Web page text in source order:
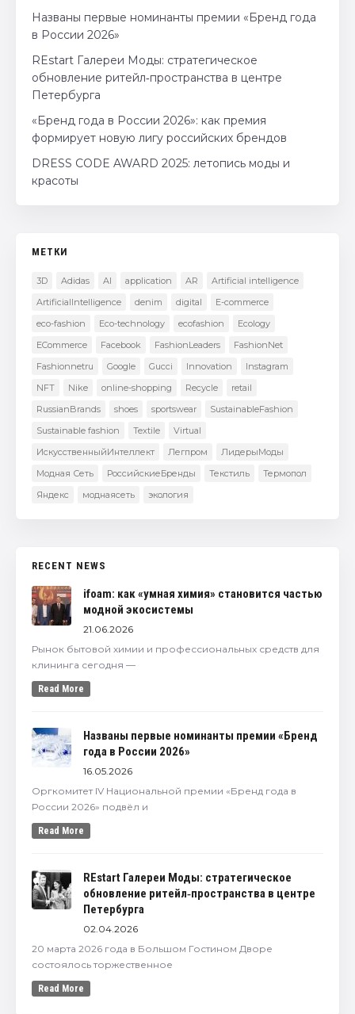
Названы первые номинанты премии «Бренд года
в России 2026»
REstart Галереи Моды: стратегическое
обновление ритейл‑пространства в центре
Петербурга
«Бренд года в России 2026»: как премия
формирует новую лигу российских брендов
DRESS CODE AWARD 2025: летопись моды и
красоты
МЕТКИ
3D Adidas AI application AR
Artificial intelligence
ArtificialIntelligence
denim digital
E-commerce
eco-fashion
Eco-technology ecofashion
Ecology
ECommerce
Facebook FashionLeaders
FashionNet
Fashionnetru
Google Gucci Innovation
Instagram
NFT
Nike online-shopping Recycle
retail
RussianBrands
shoes sportswear
SustainableFashion
Sustainable fashion
Textile
Virtual
ИскусственныйИнтеллект
Легпром
ЛидерыМоды
Модная Сеть
РоссийскиеБренды Текстиль
Термопол
Яндекс
моднаясеть экология
RECENT NEWS
ifoam: как «умная химия» становится частью
модной экосистемы
21.06.2026
Рынок бытовой химии и профессиональных средств для
клининга сегодня —
Read More
Названы первые номинанты премии «Бренд
года в России 2026»
16.05.2026
Оргкомитет IV Национальной премии «Бренд года в
России 2026» подвёл и
Read More
REstart Галереи Моды: стратегическое
обновление ритейл‑пространства в центре
Петербурга
02.04.2026
20 марта 2026 года в Большом Гостином Дворе
состоялось торжественное
Read More